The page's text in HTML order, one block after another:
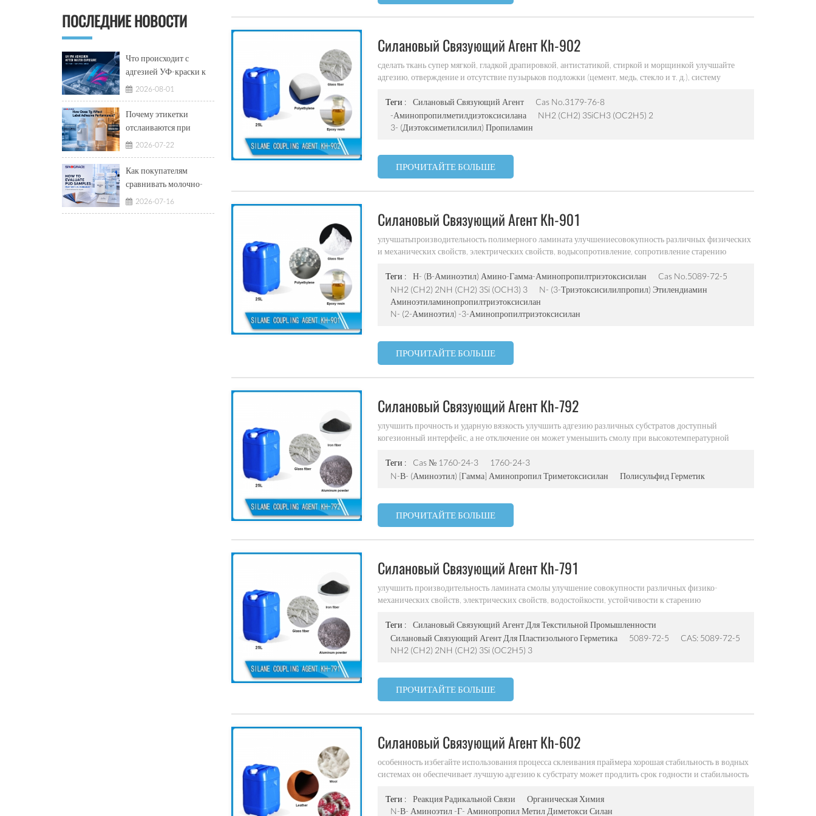
ПОСЛЕДНИЕ НОВОСТИ
Что происходит с
адгезией УФ-краски к
ПЭТ-плёнке после
воды?
2026-08-01
Почему этикетки
отслаиваются при
низких температурах и
клея при высоких
температурах?
2026-07-22
Как покупателям
сравнивать молочно-
белые и
2026-07-16
Силановый Связующий Агент Kh-902
сделать ткань супер мягкой, гладкой драпировкой, антистатикой, стиркой и морщинкой улучшайте
адгезию, отверждение и отсутствие пузырьков подложки (цемент, медь, стекло и т. д.), систему
матричного материала улучшенная силиконовая (молекулярная) ориентация волокон, повышенное
сродство к волокну
Теги : Силановый Связующий Агент
Cas No.3179-76-8
-аминопропилметилдиэтоксисилана
NH2 (CH2) 3SiCH3 (OC2H5) 2
3- (диэтоксиметилсилил) Пропиламин
ПРОЧИТАЙТЕ БОЛЬШЕ
Силановый Связующий Агент Kh-901
улучшатьпроизводительность полимерного ламината улучшениесовокупность различных физических
и механических свойств, электрических свойств, водысопротивление, сопротивление старению
Теги : Н- (β-Аминоэтил) Амино-Гамма-Аминопропилтриэтоксисилан
Cas No.5089-72-5
NH2 (CH2) 2NH (CH2) 3Si (OCH3) 3
N- (3-Триэтоксисилилпропил) Этилендиамин
Аминоэтиламинопропилтриэтоксисилан
N- (2-Аминоэтил) -3-Аминопропилтриэтоксисилан
ПРОЧИТАЙТЕ БОЛЬШЕ
Силановый Связующий Агент Kh-792
улучшить прочность и ударную вязкость улучшить адгезию различных субстратов доступный
когезионный интерфейс, а не отключение он может уменьшить смолу при высокотемпературной
совместимость со свойствами смолы алмаза свободное использование способствует нанесению
покрытия на поверхность покрытия для адгезии покрытия может улучшить влагостойкость и повысить
Теги : Cas № 1760-24-3
1760-24-3
N-Β- (аминоэтил) [гамма] Аминопропил Триметоксисилан
Полисульфид Герметик
ПРОЧИТАЙТЕ БОЛЬШЕ
Силановый Связующий Агент Kh-791
улучшить производительность ламината смолы улучшение совокупности различных физико-
механических свойств, электрических свойств, водостойкости, устойчивости к старению
Теги :
Силановый Связующий Агент Для Текстильной Промышленности
Силановый Связующий Агент Для Пластизольного Герметика
5089-72-5
CAS: 5089-72-5
NH2 (CH2) 2NH (CH2) 3Si (OC2H5) 3
ПРОЧИТАЙТЕ БОЛЬШЕ
Силановый Связующий Агент Kh-602
особенность избегайте использования процесса склеивания праймера хорошая стабильность в водных
системах он обеспечивает лучшую адгезию к субстрату может продлить срок годности и стабильность
светлая, без пузырьков после отверждения улучшает влажные электрические свойства, особенно на
низких частотах может улучшить адгезию к металлической подложке для увеличения прочности
Теги : Реакция Радикальной Связи
Органическая Химия
N-Β- Аминоэтил -γ- Аминопропил Метил Диметокси Силан